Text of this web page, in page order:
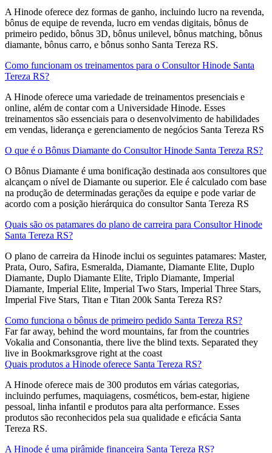
A Hinode oferece dez formas de ganho, incluindo lucro na revenda,
bônus de equipe de revenda, lucro em vendas digitais, bônus de
primeiro pedido, bônus 3D, bônus unilevel, bônus matching, bônus
diamante, bônus carro, e bônus sonho Santa Tereza RS.
Como funcionam os treinamentos para o Consultor Hinode Santa
Tereza RS?
A Hinode oferece uma variedade de treinamentos presenciais e
online, além de contar com a Universidade Hinode. Esses
treinamentos são essenciais para o desenvolvimento de habilidades
em vendas, liderança e gerenciamento de negócios Santa Tereza RS
O que é o Bônus Diamante do Consultor Hinode Santa Tereza RS?
O Bônus Diamante é uma bonificação destinada aos consultores que
alcançam o nível de Diamante ou superior. Ele é calculado com base
na produção de determinadas gerações da equipe e pode variar de
acordo com a posição hierárquica do consultor Santa Tereza RS
Quais são os patamares do plano de carreira para Consultor Hinode
Santa Tereza RS?
O plano de carreira da Hinode inclui os seguintes patamares: Master,
Prata, Ouro, Safira, Esmeralda, Diamante, Diamante Elite, Duplo
Diamante, Duplo Diamante Elite, Triplo Diamante, Imperial
Diamante, Imperial Elite, Imperial Two Stars, Imperial Three Stars,
Imperial Five Stars, Titan e Titan 200k Santa Tereza RS?
Como funciona o bônus de primeiro pedido Santa Tereza RS?
Far far away, behind the word mountains, far from the countries
Vokalia and Consonantia, there live the blind texts. Separated they
live in Bookmarksgrove right at the coast
Quais produtos a Hinode oferece Santa Tereza RS?
A Hinode oferece mais de 300 produtos em várias categorias,
incluindo perfumes, maquiagens, cosméticos, bem-estar, higiene
pessoal, linha infantil e produtos para alta performance. Esses
produtos são reconhecidos pela sua qualidade e eficácia Santa
Tereza RS.
A Hinode é uma pirâmide financeira Santa Tereza RS?